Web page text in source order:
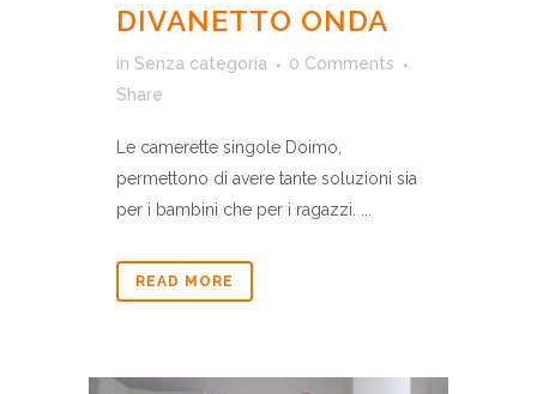
DIVANETTO ONDA
in Senza categoria
0 Comments
Share
Le camerette singole Doimo,
permettono di avere tante soluzioni sia
per i bambini che per i ragazzi. ...
READ MORE